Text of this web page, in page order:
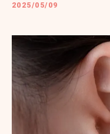
2025/05/09